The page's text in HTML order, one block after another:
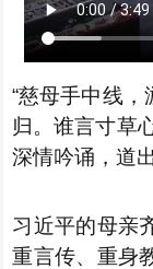
“慈母手中线
归。谁言寸草
深情吟诵，道
习近平的母亲
重言传、重身